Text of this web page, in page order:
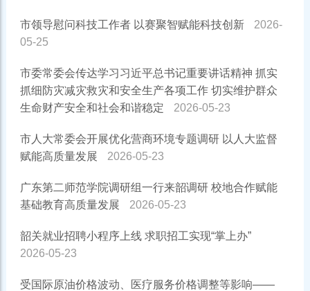
市领导慰问科技工作者 以赛聚智赋能科技创新
2026-
05-25
市委常委会传达学习习近平总书记重要讲话精神 抓实
抓细防灾减灾救灾和安全生产各项工作 切实维护群众
生命财产安全和社会和谐稳定
2026-05-23
市人大常委会开展优化营商环境专题调研 以人大监督
赋能高质量发展
2026-05-23
广东第二师范学院调研组一行来韶调研 校地合作赋能
基础教育高质量发展
2026-05-23
韶关就业招聘小程序上线 求职招工实现“掌上办”
2026-05-23
受国际原油价格波动、医疗服务价格调整等影响——